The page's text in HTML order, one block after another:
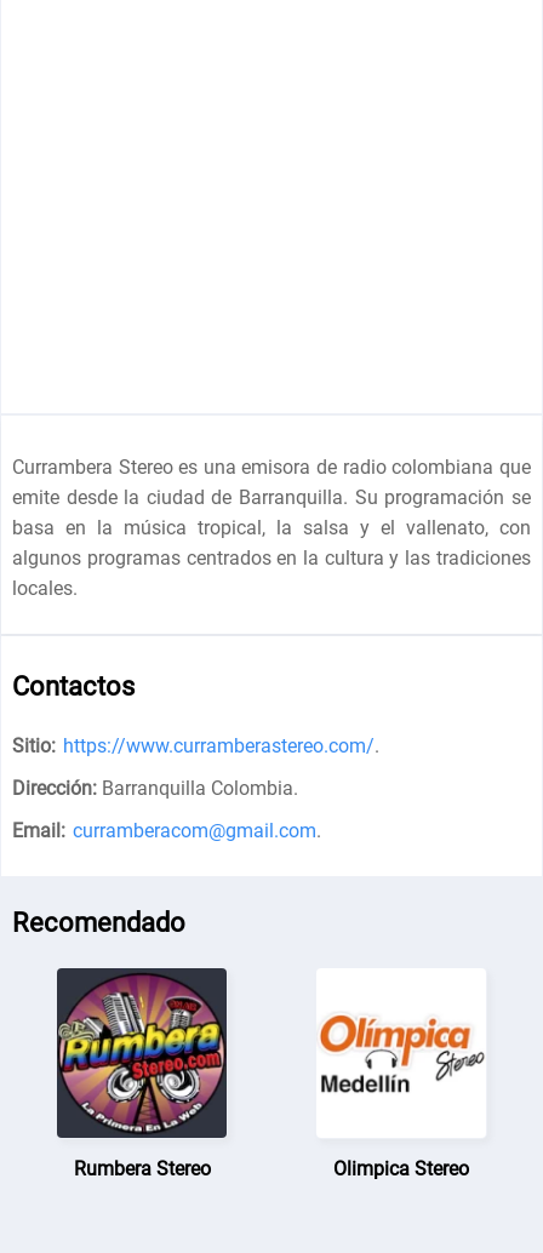
Currambera Stereo es una emisora de radio colombiana que
emite desde la ciudad de Barranquilla. Su programación se
basa en la música tropical, la salsa y el vallenato, con
algunos programas centrados en la cultura y las tradiciones
locales.
Contactos
Sitio: https://www.curramberastereo.com/.
Dirección: Barranquilla Colombia.
Email: curramberacom@gmail.com.
Recomendado
Rumbera Stereo Olimpica Stereo